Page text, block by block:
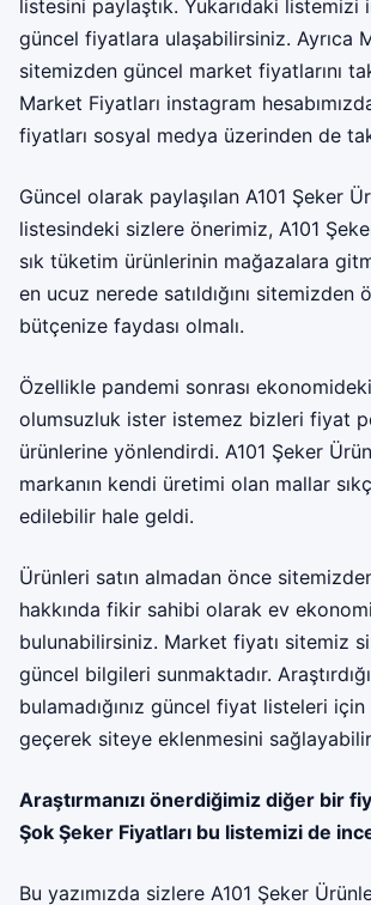
listesini paylaştık. Yukarıdaki listemizi
güncel fiyatlara ulaşabilirsiniz. Ayrıca
sitemizden güncel market fiyatlarını
Market Fiyatları instagram
fiyatları sosyal medya üzerinden de
Güncel olarak paylaşılan A101 Şeker
listesindeki sizlere önerimiz, A101
sık tüketim ürünlerinin mağazalara
en ucuz nerede satıldığını sitemizden
bütçenize faydası olmalı.
Özellikle pandemi sonrası
olumsuzluk ister istemez bizleri fiyat
ürünlerine yönlendirdi. A101 Şeker
markanın kendi üretimi olan mallar
edilebilir hale geldi.
Ürünleri satın almadan önce
hakkında fikir sahibi olarak ev
bulunabilirsiniz. Market fiyatı sitemiz
güncel bilgileri sunmaktadır.
bulamadığınız güncel fiyat listeleri
geçerek siteye eklenmesini
Araştırmanızı önerdiğimiz diğer bir
Şok Şeker Fiyatları bu listemizi de
Bu yazımızda sizlere A101 Şeker